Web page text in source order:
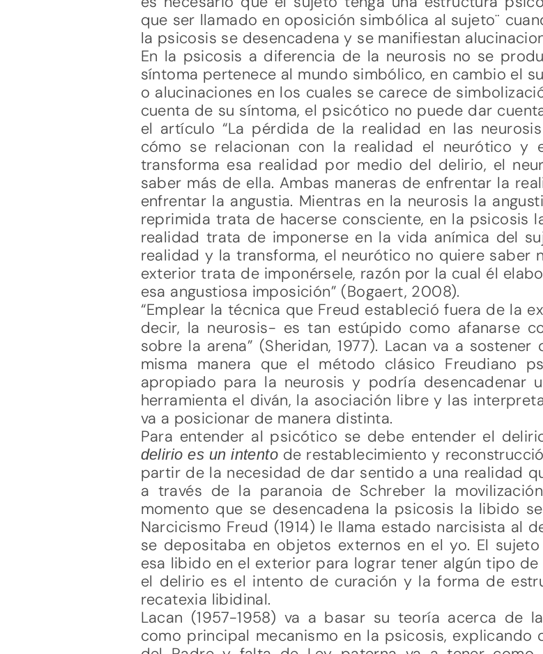
que ser llamado en oposición simbólica al sujeto¨
la psicosis se desencadena y se manifiestan
En la psicosis a diferencia de la neurosis no se
síntoma pertenece al mundo simbólico, en cambio el
o alucinaciones en los cuales se carece de
cuenta de su síntoma, el psicótico no puede dar
el artículo “La pérdida de la realidad en las
cómo se relacionan con la realidad el neurótico y
transforma esa realidad por medio del delirio, el
saber más de ella. Ambas maneras de enfrentar la
enfrentar la angustia. Mientras en la neurosis la
reprimida trata de hacerse consciente, en la psicosis
realidad trata de imponerse en la vida anímica del
realidad y la transforma, el neurótico no quiere saber
exterior trata de imponérsele, razón por la cual él
esa angustiosa imposición” (Bogaert, 2008).
“Emplear la técnica que Freud estableció fuera de la
decir, la neurosis- es tan estúpido como afanarse
sobre la arena” (Sheridan, 1977). Lacan va a
misma manera que el método clásico Freudiano
apropiado para la neurosis y podría desencadenar
herramienta el diván, la asociación libre y las
va a posicionar de manera distinta.
Para entender al psicótico se debe entender el
delirio es un intento de restablecimiento y
partir de la necesidad de dar sentido a una realidad
a través de la paranoia de Schreber la
momento que se desencadena la psicosis la libido
Narcicismo Freud (1914) le llama estado narcisista al
se depositaba en objetos externos en el yo. El
esa libido en el exterior para lograr tener algún tipo
el delirio es el intento de curación y la forma de
recatexia libidinal.
Lacan (1957-1958) va a basar su teoría acerca de
como principal mecanismo en la psicosis,